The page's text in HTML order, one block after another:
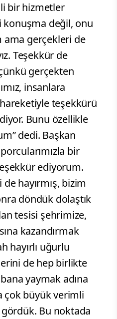
bir hizmetler
konuşma değil, onu
ama gerçekleri de
Teşekkür de
gerçekten
insanlara
teşekkürü
Bunu özellikle
dedi. Başkan
bir
ediyorum.
hayırmış, bizim
döndük dolaştık
tesisi şehrimize,
kazandırmak
hayırlı uğurlu
de hep birlikte
yaymak adına
çok büyük verimli
gördük. Bu noktada